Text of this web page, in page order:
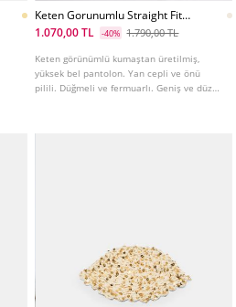
Keten Gorunumlu Straight Fit
Pantolon
1.070,00 TL -40% 1.790,00 TL
Keten görünümlü kumaştan üretilmiş,
yüksek bel pantolon. Yan cepli ve önü
pilili. Düğmeli ve fermuarlı. Geniş ve düz